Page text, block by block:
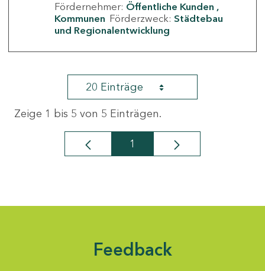
Fördernehmer: Öffentliche Kunden
Kommunen Förderzweck: Städtebau
und Regionalentwicklung
20 Einträge
Zeige 1 bis 5 von 5 Einträgen.
Seite
1
Feedback